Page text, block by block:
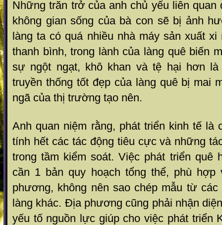
Những trăn trở của anh chủ yếu liên quan
không gian sống của bà con sẽ bị ảnh
làng ta có quá nhiều nhà máy sản xuất
thanh bình, trong lành của làng quê biến
sự ngột ngạt, khô khan và tệ hại hơn
truyền thống tốt đẹp của làng quê bị mai
ngã của thị trường tạo nên.
Anh quan niệm rằng, phát triển kinh tế là
tính hết các tác động tiêu cực và những
trong tầm kiểm soát. Việc phát triển quê
cần 1 bản quy hoạch tổng thể, phù
phương, không nên sao chép mẫu từ
làng khác. Địa phương cũng phải nhận
yếu tố nguồn lực giúp cho việc phát triển